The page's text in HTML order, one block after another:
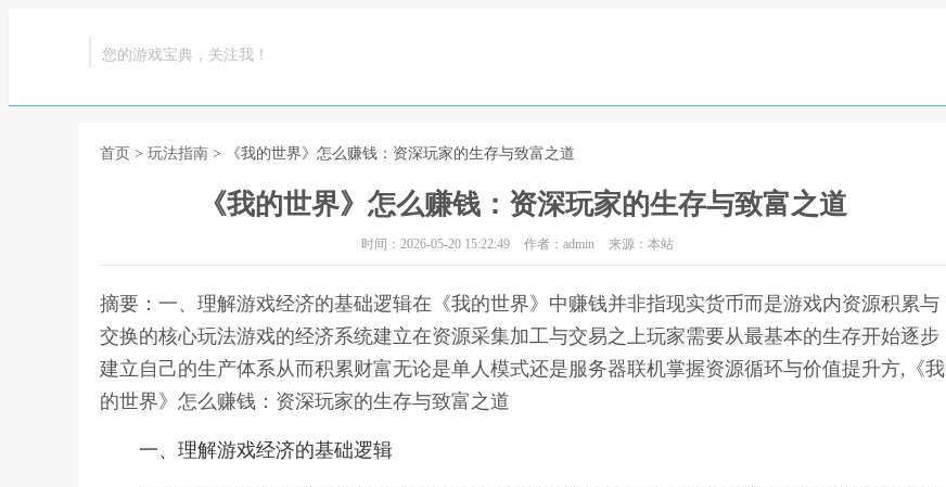
您的游戏宝典，关注我！
首页 > 玩法指南 > 《我的世界》怎么赚钱：资深玩家的生存与致富之道
《我的世界》怎么赚钱：资深玩家的生存与致富之道
时间：2026-05-20 15:22:49 作者：admin 来源：本站
摘要：一、理解游戏经济的基础逻辑在《我的世界》中赚钱并非指现实货币而是游戏内资源积累与
交换的核心玩法游戏的经济系统建立在资源采集加工与交易之上玩家需要从最基本的生存开始逐步
建立自己的生产体系从而积累财富无论是单人模式还是服务器联机掌握资源循环与价值提升方,《我
的世界》怎么赚钱：资深玩家的生存与致富之道
一、理解游戏经济的基础逻辑